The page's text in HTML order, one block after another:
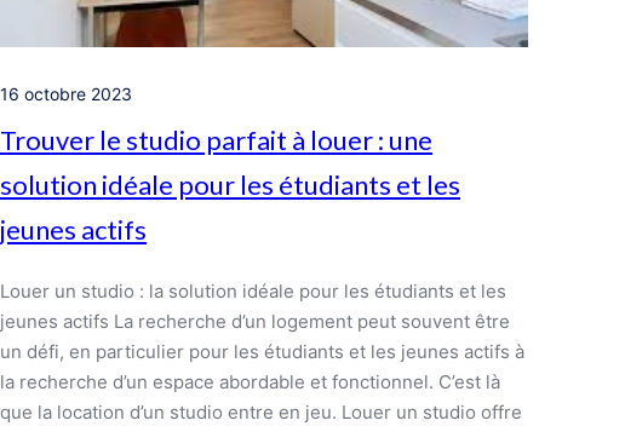
16 octobre 2023
Trouver le studio parfait à louer : une
solution idéale pour les étudiants et les
jeunes actifs
Louer un studio : la solution idéale pour les étudiants et les
jeunes actifs La recherche d’un logement peut souvent être
un défi, en particulier pour les étudiants et les jeunes actifs à
la recherche d’un espace abordable et fonctionnel. C’est là
que la location d’un studio entre en jeu. Louer un studio offre